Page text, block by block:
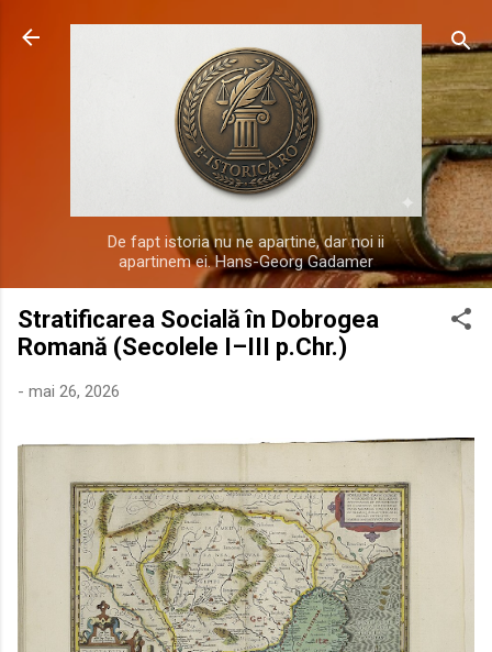
Treceți la conținutul principal
De fapt istoria nu ne apartine, dar noi ii
apartinem ei. Hans-Georg Gadamer
Stratificarea Socială în Dobrogea
Romană (Secolele I–III p.Chr.)
- mai 26, 2026